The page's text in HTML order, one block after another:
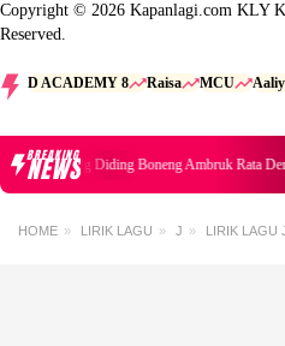
Copyright © 2026 Kapanlagi.com KLY
Reserved.
D ACADEMY 8 Raisa MCU
BREAKING
NEWS
Mendiang Diding Boneng Ambruk Rata
HOME LIRIK LAGU J LIRIK LAGU